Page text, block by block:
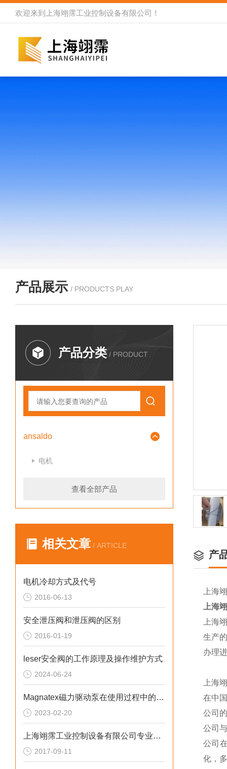
欢迎来到 上海翊霈工业控制设备有限公司 ！
产品展示 / PRODUCTS PLAY
产品分类 / PRODUCT
ansaldo
电机
查看全部产品
相关文章 / ARTICLE
电机冷却方式及代号
2016-06-13
安全泄压阀和泄压阀的区别
2016-01-19
leser安全阀的工作原理及操作维护方式
2024-06-24
Magnatex磁力驱动泵在使用过程中的常见故障
2023-02-20
上海翊霈工业控制设备有限公司专业介绍软密封和硬密封球阀的区别
2017-09-11
产
上海
上海
上海
生产
办理
上海
在中
公司
公司
公司
化，